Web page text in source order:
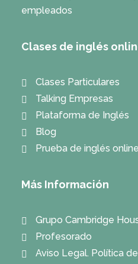
empleados
Clases de inglés
Clases Particulares
Talking Empresas
Plataforma de Inglés
Blog
Prueba de inglés
Más Información
Grupo Cambridge
Profesorado
Aviso Legal. Política